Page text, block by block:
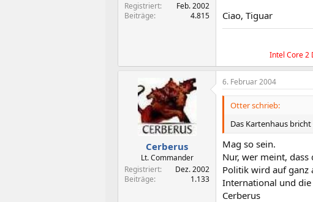
Registriert
Feb. 2002
Beiträge
4.815 Ciao, Tiguar
Intel Core 2
Cerberus
Lt. Commander
Registriert
Dez. 2002
Beiträge
1.133
6. Februar 2004
Otter schrieb:
Das Kartenhaus
Mag so sein.
Nur, wer meint,
Politik wird auf ganz
International und
Cerberus